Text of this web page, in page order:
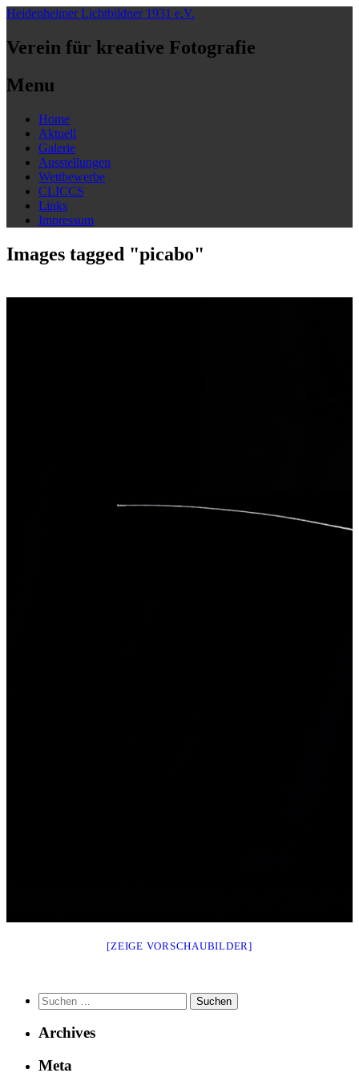
Heidenheimer Lichtbildner 1931 e.V.
Verein für kreative Fotografie
Menu
Skip
content
Home
Aktuell
Galerie
Ausstellungen
Wettbewerbe
CLICCS
Links
Impressum
Images tagged "picabo"
[ZEIGE VORSCHAUBILDER]
Suchen
nach:
Archives
Meta